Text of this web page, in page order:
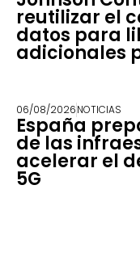
reutilizar el
datos para
adicionales
06/08/2026NOTICIAS
España
de las
acelerar el
5G